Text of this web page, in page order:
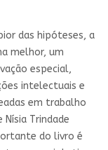
das hipóteses, a
melhor, um
especial,
intelectuais e
em trabalho
Trindade
do livro é